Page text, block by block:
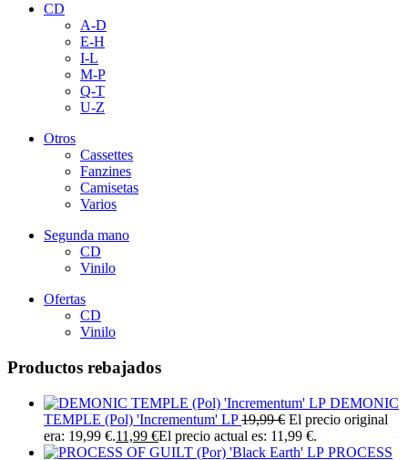
CD
A-D
E-H
I-L
M-P
Q-T
U-Z
Otros
Cassettes
Fanzines
Camisetas
Varios
Segunda mano
CD
Vinilo
Ofertas
CD
Vinilo
Productos rebajados
DEMONIC
TEMPLE (Pol) 'Incrementum' LP 19,99€ El precio original
era: 19,99 €.11,99 €El precio actual es: 11,99 €.
PROCESS